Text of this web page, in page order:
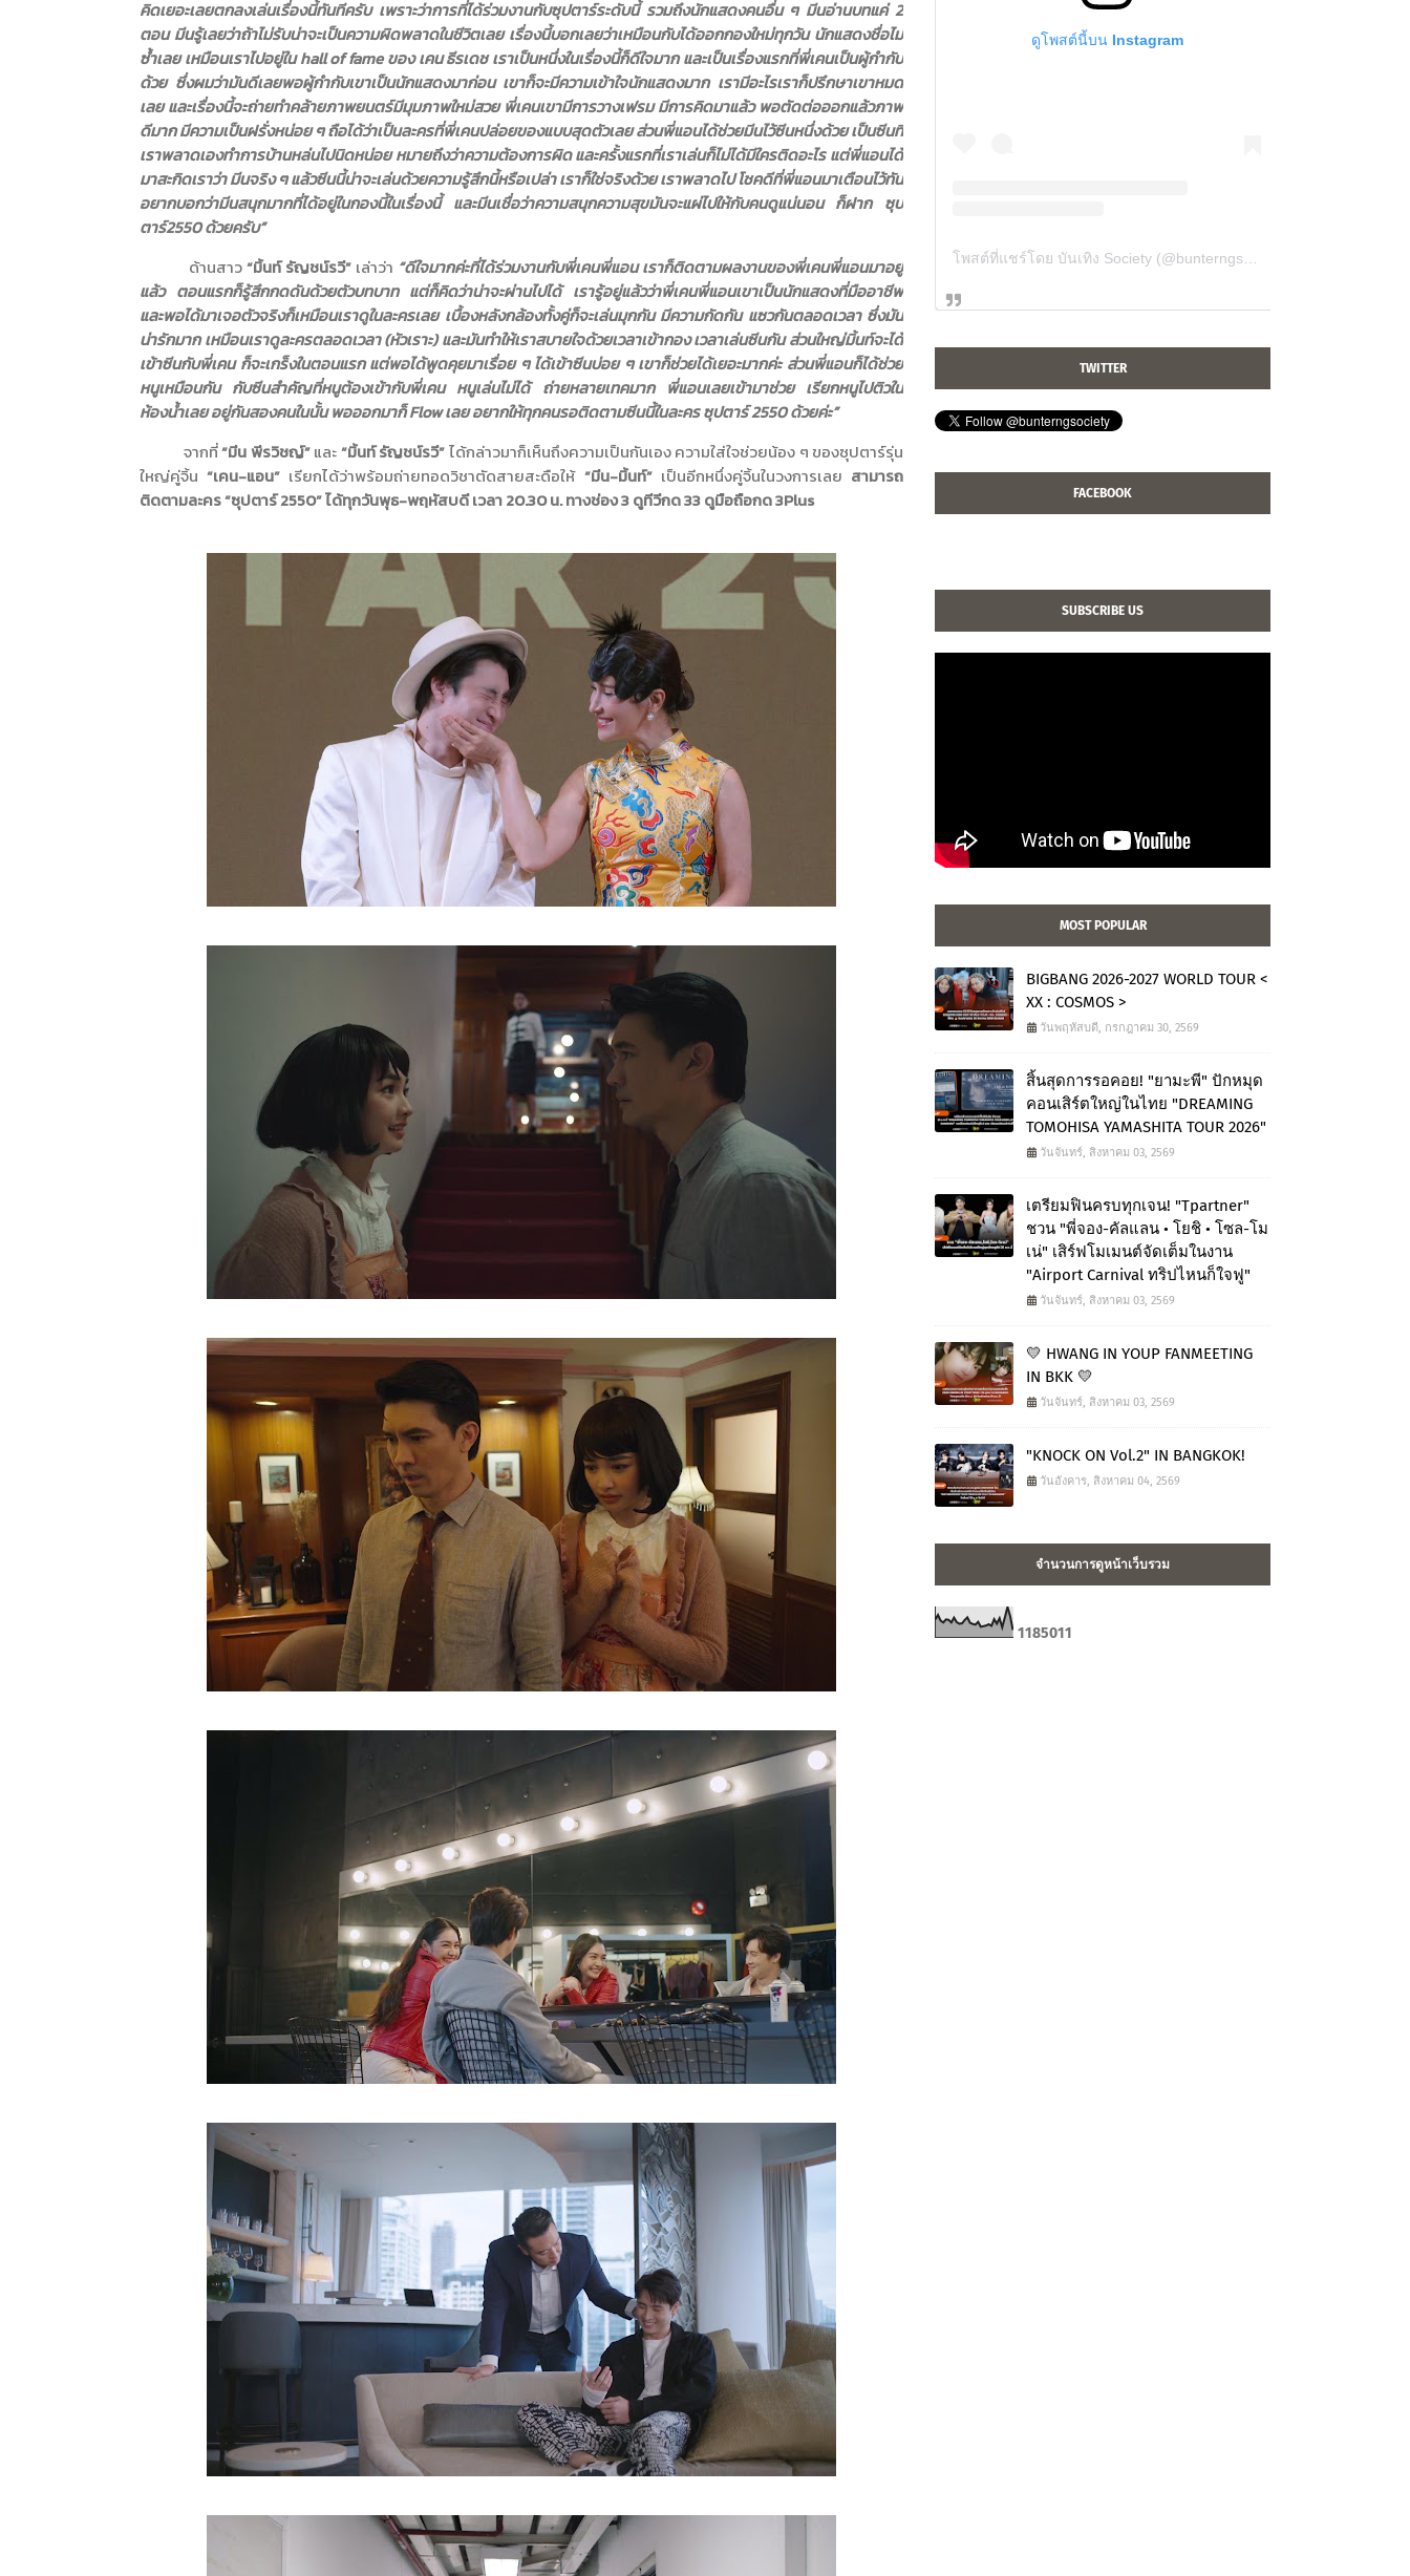
คิดเยอะเลยตกลงเล่นเรื่องนี้ทันทีครับ เพราะว่าการที่ได้ร่วมงานกับซุปตาร์ระดับนี้ รวมถึงนักแสดงคนอื่น ๆ มีนอ่านบทแค่ 2
ตอน มีนรู้เลยว่าถ้าไม่รับน่าจะเป็นความผิดพลาดในชีวิตเลย เรื่องนี้บอกเลยว่าเหมือนกับได้ออกกองใหม่ทุกวัน นักแสดงชื่อไม่
ซ้ำเลย เหมือนเราไปอยู่ใน hall of fameของ เคน ธีรเดช เราเป็นหนึ่งในเรื่องนี้ก็ดีใจมาก และเป็นเรื่องแรกที่พี่เคนเป็นผู้กำกับ
ด้วย ซึ่งผมว่ามันดีเลยพอผู้กำกับเขาเป็นนักแสดงมาก่อน เขาก็จะมีความเข้าใจนักแสดงมาก เรามีอะไรเราก็ปรึกษาเขาหมด
เลย และเรื่องนี้จะถ่ายทำคล้ายภาพยนตร์มีมุมภาพใหม่สวย พี่เคนเขามีการวางเฟรม มีการคิดมาแล้ว พอตัดต่อออกแล้วภาพ
ดีมาก มีความเป็นฝรั่งหน่อย ๆ ถือได้ว่าเป็นละครที่พี่เคนปล่อยของแบบสุดตัวเลย ส่วนพี่แอนได้ช่วยมีนไว้ซีนหนึ่งด้วย เป็นซีนที่
เราพลาดเองทำการบ้านหล่นไปนิดหน่อย หมายถึงว่าความต้องการผิด และครั้งแรกที่เราเล่นก็ไม่ได้มีใครติดอะไร แต่พี่แอนได้
มาสะกิดเราว่า มีนจริง ๆ แล้วซีนนี้น่าจะเล่นด้วยความรู้สึกนี้หรือเปล่า เราก็ใช่จริงด้วย เราพลาดไป โชคดีที่พี่แอนมาเตือนไว้ทัน
อยากบอกว่ามีนสนุกมากที่ได้อยู่ในกองนี้ในเรื่องนี้ และมีนเชื่อว่าความสนุกความสุขมันจะแผ่ไปให้กับคนดูแน่นอน ก็ฝาก ซุป
ตาร์2550 ด้วยครับ”
ด้านสาว“มิ้นท์ รัญชน์รวี” เล่าว่า “ดีใจมากค่ะที่ได้ร่วมงานกับพี่เคนพี่แอน เราก็ติดตามผลงานของพี่เคนพี่แอนมาอยู่
แล้ว ตอนแรกก็รู้สึกกดดันด้วยตัวบทบาท แต่ก็คิดว่าน่าจะผ่านไปได้ เรารู้อยู่แล้วว่าพี่เคนพี่แอนเขาเป็นนักแสดงที่มืออาชีพ
และพอได้มาเจอตัวจริงก็เหมือนเราดูในละครเลย เบื้องหลังกล้องทั้งคู่ก็จะเล่นมุกกัน มีความกัดกัน แซวกันตลอดเวลา ซึ่งมัน
น่ารักมาก เหมือนเราดูละครตลอดเวลา (หัวเราะ) และมันทำให้เราสบายใจด้วยเวลาเข้ากอง เวลาเล่นซีนกัน ส่วนใหญ่มิ้นท์จะได้
เข้าซีนกับพี่เคน ก็จะเกร็งในตอนแรก แต่พอได้พูดคุยมาเรื่อย ๆ ได้เข้าซีนบ่อย ๆ เขาก็ช่วยได้เยอะมากค่ะ ส่วนพี่แอนก็ได้ช่วย
หนูเหมือนกัน กับซีนสำคัญที่หนูต้องเข้ากับพี่เคน หนูเล่นไม่ได้ ถ่ายหลายเทคมาก พี่แอนเลยเข้ามาช่วย เรียกหนูไปติวใน
ห้องน้ำเลย อยู่กันสองคนในนั้น พอออกมาก็Flowเลย อยากให้ทุกคนรอติดตามซีนนี้ในละคร ซุปตาร์ 2550 ด้วยค่ะ”
จากที่“มีน พีรวิชญ์”และ“มิ้นท์ รัญชน์รวี”ได้กล่าวมาก็เห็นถึงความเป็นกันเอง ความใส่ใจช่วยน้อง ๆ ของซุปตาร์รุ่น
ใหญ่คู่จิ้น“เคน-แอน” เรียกได้ว่าพร้อมถ่ายทอดวิชาตัดสายสะดือให้ “มีน-มิ้นท์”เป็นอีกหนึ่งคู่จิ้นในวงการเลย สามารถ
ติดตามละคร “ซุปตาร์ 2550” ได้ทุกวันพุธ-พฤหัสบดี เวลา 20.30 น. ทางช่อง 3 ดูทีวีกด 33 ดูมือถือกด 3Plus
ดูโพสต์นี้บน Instagram
TWITTER
FACEBOOK
SUBSCRIBE US
MOST POPULAR
BIGBANG 2026-2027 WORLD TOUR <
XX : COSMOS >
วันพฤหัสบดี, กรกฎาคม 30, 2569
สิ้นสุดการรอคอย! "ยามะพี" ปักหมุด
คอนเสิร์ตใหญ่ในไทย "DREAMING
TOMOHISA YAMASHITA TOUR 2026"
วันจันทร์, สิงหาคม 03, 2569
เตรียมฟินครบทุกเจน! "Tpartner"
ชวน "พี่จอง-คัลแลน • โยชิ • โซล-โม
เน่" เสิร์ฟโมเมนต์จัดเต็มในงาน
"Airport Carnival ทริปไหนก็ใจฟู"
วันจันทร์, สิงหาคม 03, 2569
💛 HWANG IN YOUP FANMEETING
IN BKK 💛
วันจันทร์, สิงหาคม 03, 2569
"KNOCK ON Vol.2" IN BANGKOK!
วันอังคาร, สิงหาคม 04, 2569
จำนวนการดูหน้าเว็บรวม
1185011